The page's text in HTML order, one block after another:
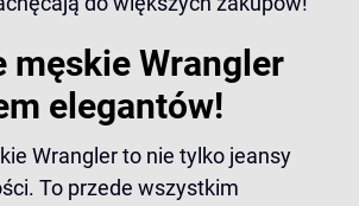
męskie Wrangler
elegantów!
Wrangler to nie tylko jeansy
To przede wszystkim